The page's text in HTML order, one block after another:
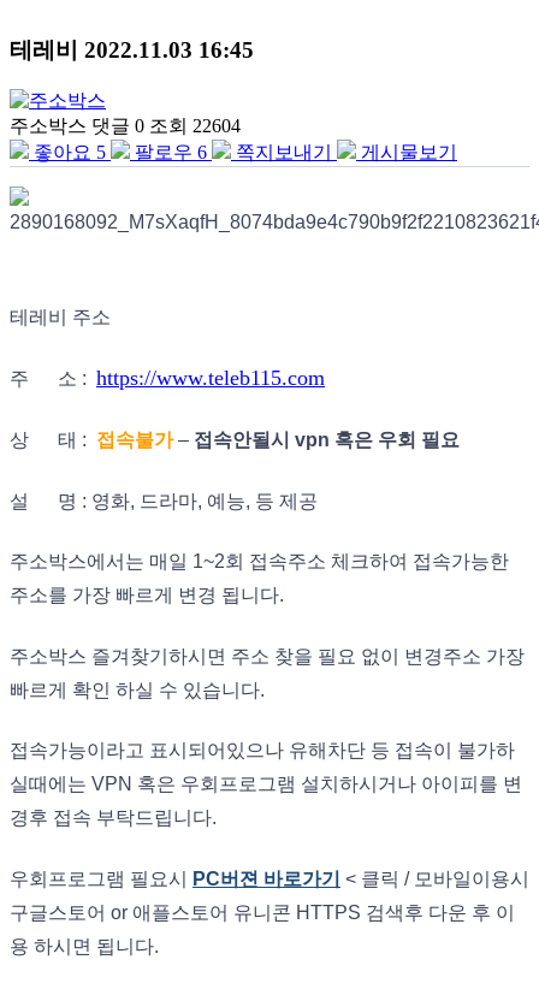
테레비 2022.11.03 16:45
주소박스 댓글 0 조회 22604
좋아요 5 팔로우 6 쪽지보내기 게시물보기
테레비 주소
주 소 : https://www.teleb115.com
상 태 : 접속불가– 접속안될시 vpn 혹은 우회 필요
설 명 : 영화, 드라마, 예능, 등 제공
주소박스에서는 매일 1~2회 접속주소 체크하여 접속가능한
주소를 가장 빠르게 변경 됩니다.
주소박스 즐겨찾기하시면 주소 찾을 필요 없이 변경주소 가장
빠르게 확인 하실 수 있습니다.
접속가능이라고 표시되어있으나 유해차단 등 접속이 불가하
실때에는 VPN 혹은 우회프로그램 설치하시거나 아이피를 변
경후 접속 부탁드립니다.
우회프로그램 필요시 PC버젼 바로가기 < 클릭 / 모바일이용시
구글스토어 or 애플스토어 유니콘 HTTPS 검색후 다운 후 이
용 하시면 됩니다.